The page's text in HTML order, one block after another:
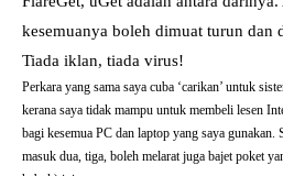
kesemuanya boleh dimuat turun dan
Tiada iklan, tiada virus!
Perkara yang sama saya cuba ‘carikan’ untuk
kerana saya tidak mampu untuk membeli lesen
bagi kesemua PC dan laptop yang saya
masuk dua, tiga, boleh melarat juga bajet poket